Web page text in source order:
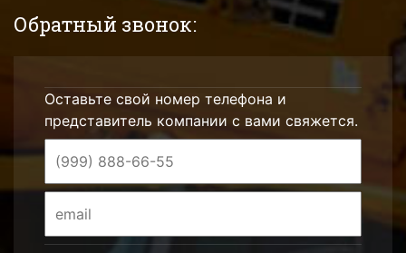
Обратный звонок:
Оставьте свой номер телефона и
представитель компании с вами свяжется.